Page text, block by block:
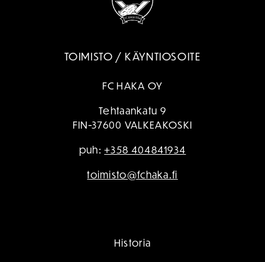
TOIMISTO / KÄYNTIOSOITE
FC HAKA OY
Tehtaankatu 9
FIN-37600 VALKEAKOSKI
puh:+358 404841934
toimisto@fchaka.fi
Historia